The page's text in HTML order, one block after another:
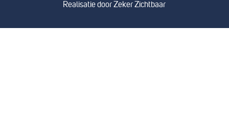
Realisatie doorZeker Zichtbaar